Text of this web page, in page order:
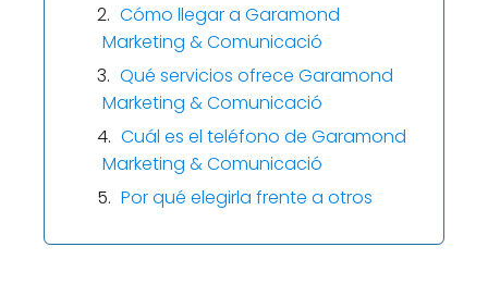
Cómo llegar a Garamond
Marketing & Comunicació
Qué servicios ofrece Garamond
Marketing & Comunicació
Cuál es el teléfono de Garamond
Marketing & Comunicació
Por qué elegirla frente a otros